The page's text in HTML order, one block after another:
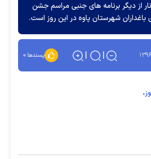
از دیگر برنامه های جنبی مراسم جشن
باغداران شهرستان پاوه در این روز است.
۱۰ پسندها:۰